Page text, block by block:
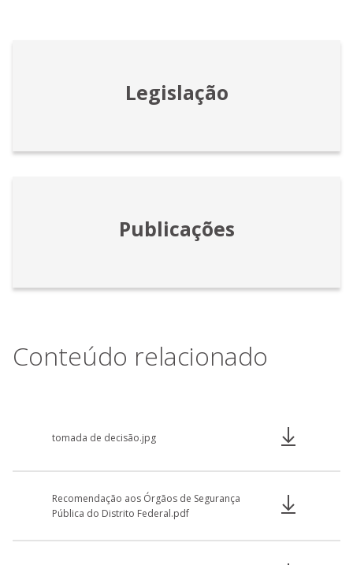
Legislação
Publicações
Conteúdo relacionado
tomada de decisão.jpg
Recomendação aos Órgãos de Segurança
Pública do Distrito Federal.pdf